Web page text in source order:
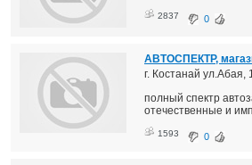
2837 0
АВТОСПЕКТР,
г. Костанай ул.Абая,
полный спектр
отечественные и
1593 0